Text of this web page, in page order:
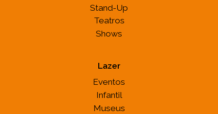
Stand-Up
Teatros
Shows
Lazer
Eventos
Infantil
Museus